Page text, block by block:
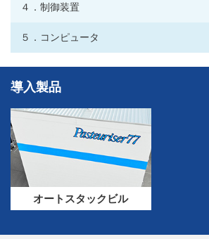
４．制御装置
５．コンピュータ
導入製品
オートスタックビル